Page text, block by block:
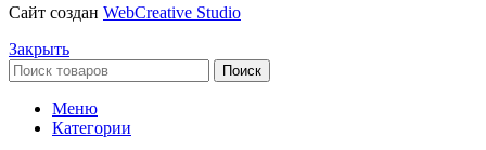
Сайт создан WebCreative Studio
Закрыть
Поиск
Меню
Категории